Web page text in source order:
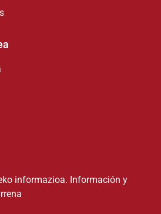
informazioa. Información y